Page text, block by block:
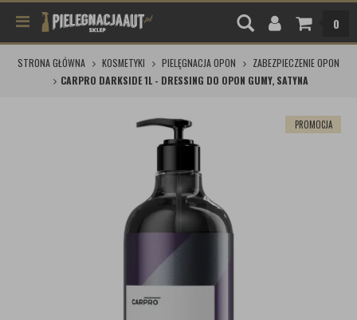
0
STRONA GŁÓWNA KOSMETYKI PIELĘGNACJA OPON
ZABEZPIECZENIE OPON
CARPRO DARKSIDE 1L - DRESSING DO OPON GUMY, SATYNA
PROMOCJA